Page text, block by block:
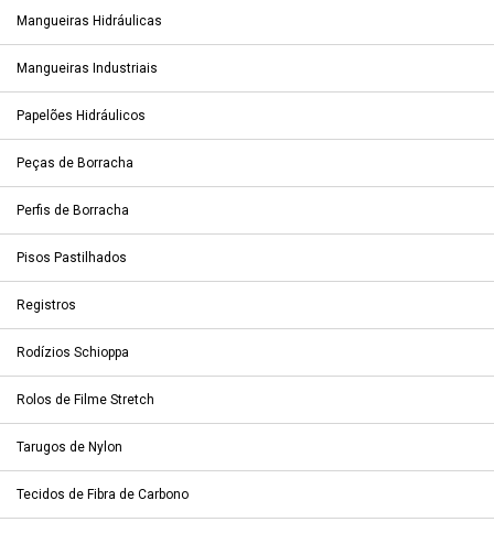
Mangueiras Hidráulicas
Mangueiras Industriais
Papelões Hidráulicos
Peças de Borracha
Perfis de Borracha
Pisos Pastilhados
Registros
Rodízios Schioppa
Rolos de Filme Stretch
Tarugos de Nylon
Tecidos de Fibra de Carbono